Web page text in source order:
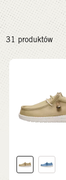
31produktów